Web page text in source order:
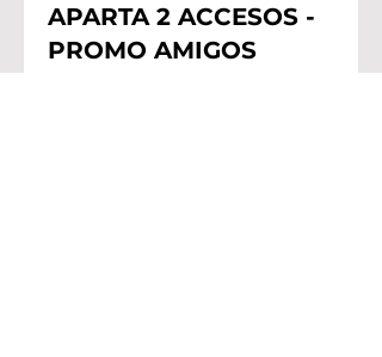
APARTA 2 ACCESOS -
PROMO AMIGOS